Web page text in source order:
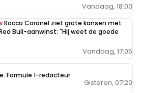
Vandaag, 18:00
Rocco Coronel ziet grote kansen met
Bull-aanwinst: "Hij weet de goede
Vandaag, 17:05
Formule 1-redacteur
Gisteren, 07:20